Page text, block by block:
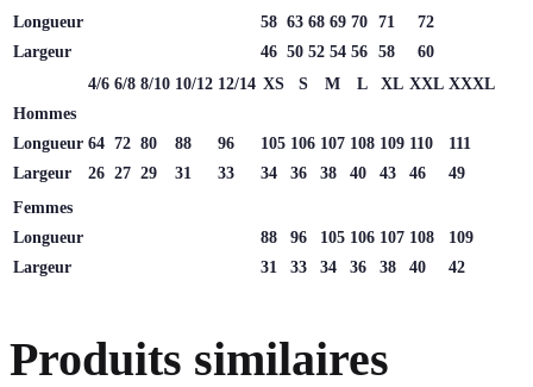
Longueur
58 63 68 69 70 71
72
Largeur
46 50 52 54 56 58
60
4/6 6/8 8/10 10/12 12/14 XS S M L XL XXL XXXL
Hommes
Longueur 64 72 80 88 96 105 106 107 108 109 110
111
Largeur
26 27 29 31 33 34 36 38 40 43 46
49
Femmes
Longueur
88 96 105 106 107 108
109
Largeur
31 33 34 36 38 40 42
Produits similaires